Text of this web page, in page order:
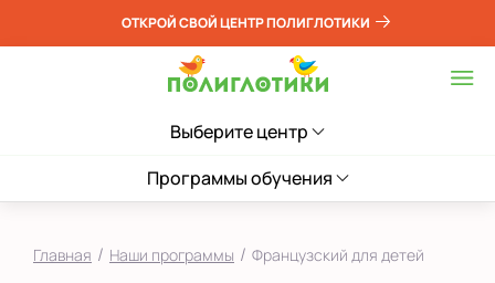
ОТКРОЙ СВОЙ ЦЕНТР ПОЛИГЛОТИКИ
Выберите центр
Программы обучения
Главная / Наши программы / Французский для детей